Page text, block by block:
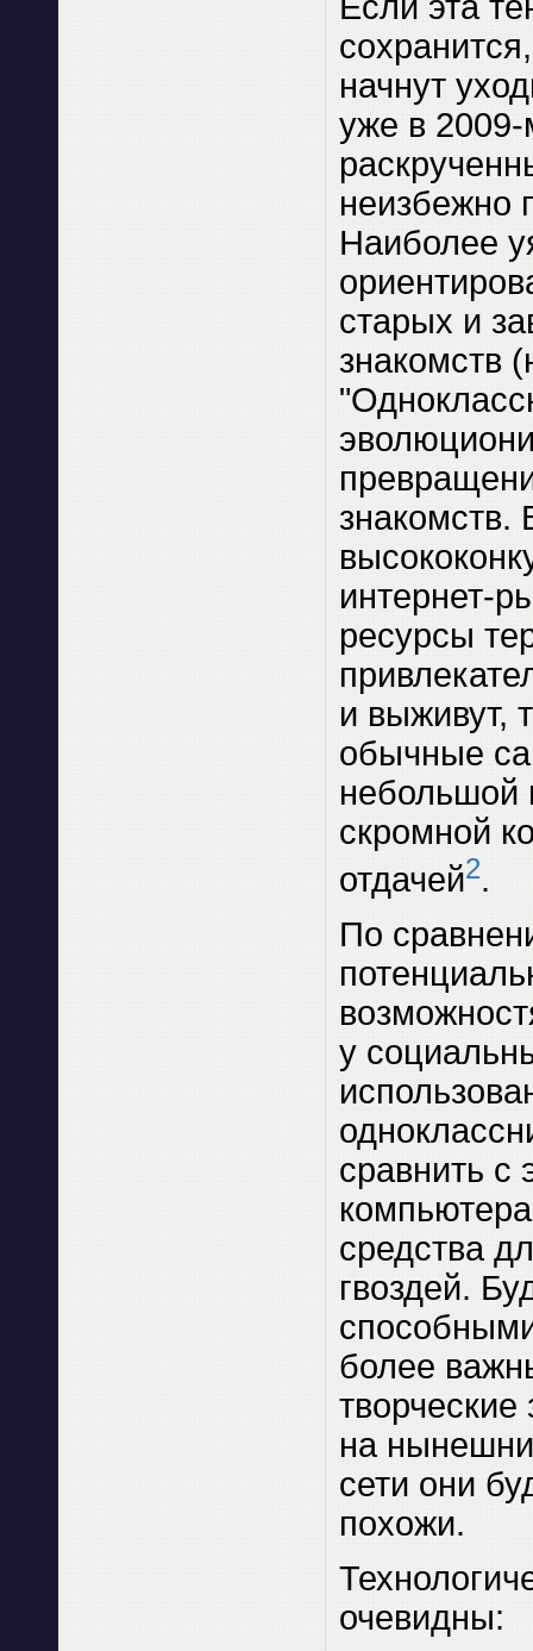
начнут
уже в
неизбежно
Наиболее
старых и
знакомств
знакомств.
интернет-
ресурсы
и выживут,
обычные
небольшой
скромной
отдачей2.
По
у
сравнить с
средства
гвоздей.
более
на
сети они
похожи.
очевидны: